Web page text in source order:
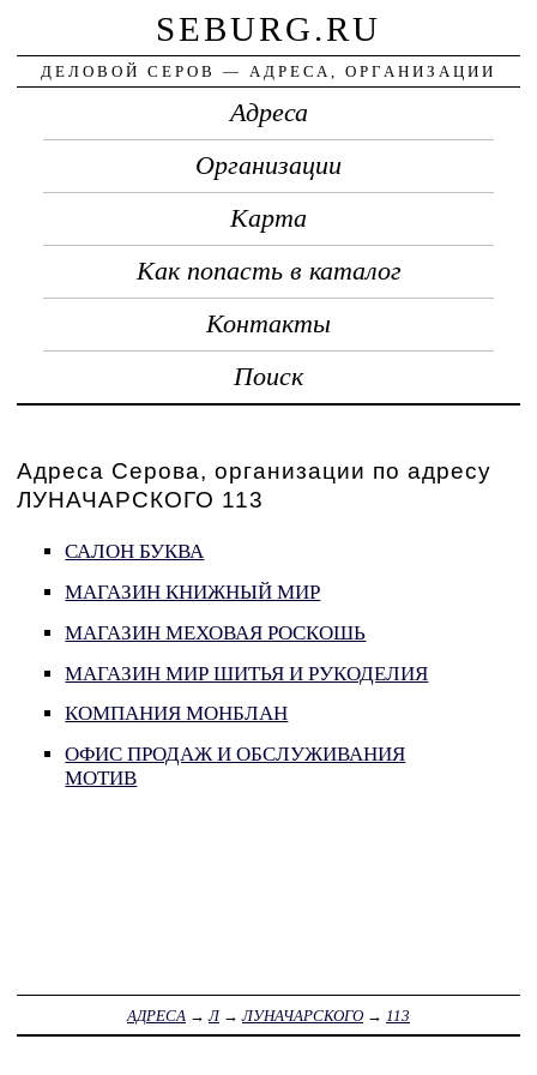
SEBURG.RU
ДЕЛОВОЙ СЕРОВ — АДРЕСА, ОРГАНИЗАЦИИ
Адреса
Организации
Карта
Как попасть в каталог
Контакты
Поиск
Адреса Серова, организации по адресу
ЛУНАЧАРСКОГО 113
САЛОН БУКВА
МАГАЗИН КНИЖНЫЙ МИР
МАГАЗИН МЕХОВАЯ РОСКОШЬ
МАГАЗИН МИР ШИТЬЯ И РУКОДЕЛИЯ
КОМПАНИЯ МОНБЛАН
ОФИС ПРОДАЖ И ОБСЛУЖИВАНИЯ
МОТИВ
АДРЕСА →Л→ЛУНАЧАРСКОГО → 113